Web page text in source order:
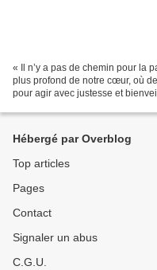
« Il n’y a pas de chemin pour la
plus profond de notre cœur, où
pour agir avec justesse et
Hébergé par Overblog
Top articles
Pages
Contact
Signaler un abus
C.G.U.